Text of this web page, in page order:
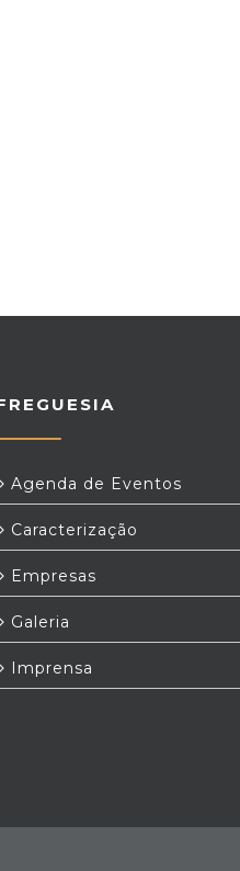
Agenda de Eventos
Caracterização
Empresas
Galeria
Imprensa